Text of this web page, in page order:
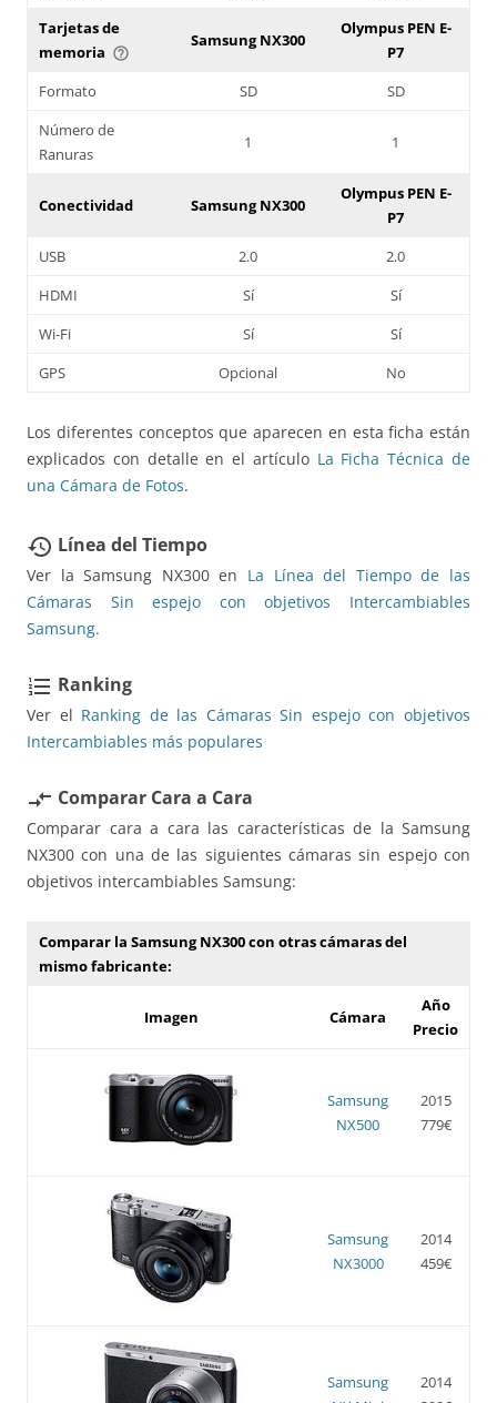
Tarjetas de
memoria help_outline
Samsung NX300
Olympus PEN E-
P7
Formato
SD
SD
Número de
Ranuras
1 1
Conectividad Samsung NX300
Olympus PEN E-
P7
USB
2.0
2.0
HDMI
Sí
Sí
Wi-Fi
Sí
Sí
GPS
Opcional No
Los diferentes conceptos que aparecen en esta ficha están
explicados con detalle en el artículo La Ficha Técnica de
una Cámara de Fotos.
restore Línea del Tiempo
Ver la Samsung NX300 en La Línea del Tiempo de las
Cámaras Sin espejo con objetivos Intercambiables
Samsung.
format_list_numbered Ranking
Ver el Ranking de las Cámaras Sin espejo con objetivos
Intercambiables más populares
compare_arrows Comparar Cara a Cara
Comparar cara a cara las características de la Samsung
NX300 con una de las siguientes cámaras sin espejo con
objetivos intercambiables Samsung:
Comparar la Samsung NX300 con otras cámaras del
mismo fabricante:
Imagen Cámara
Año
Precio
Samsung
NX500
2015
779€
Samsung
NX3000
2014
459€
Samsung
2014